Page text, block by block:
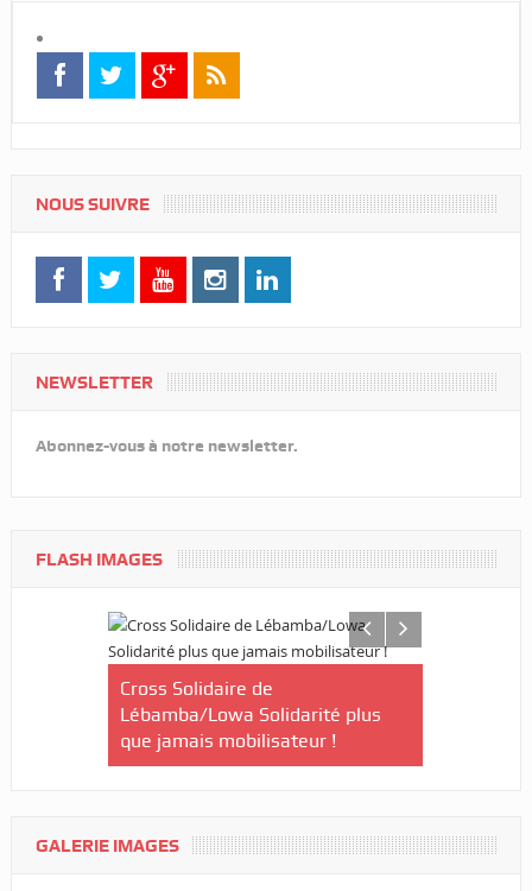
NOUS SUIVRE
NEWSLETTER
Abonnez-vous à notre newsletter.
FLASH IMAGES
Cross Solidaire de
Lébamba/Lowa Solidarité plus
que jamais mobilisateur !
GALERIE IMAGES